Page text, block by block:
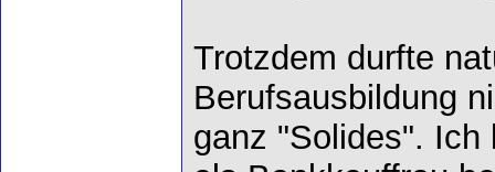
Trotzdem durfte
Berufsausbildung
ganz "Solides". Ich